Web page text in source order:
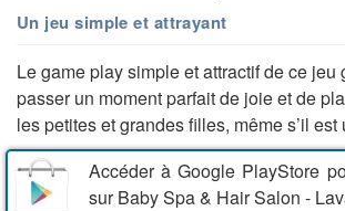
Un jeu simple et attrayant
Le game play simple et attractif de ce jeu
passer un moment parfait de joie et de
les petites et grandes filles, même s’il est
Accéder à Google PlayStore
sur Baby Spa & Hair Salon -